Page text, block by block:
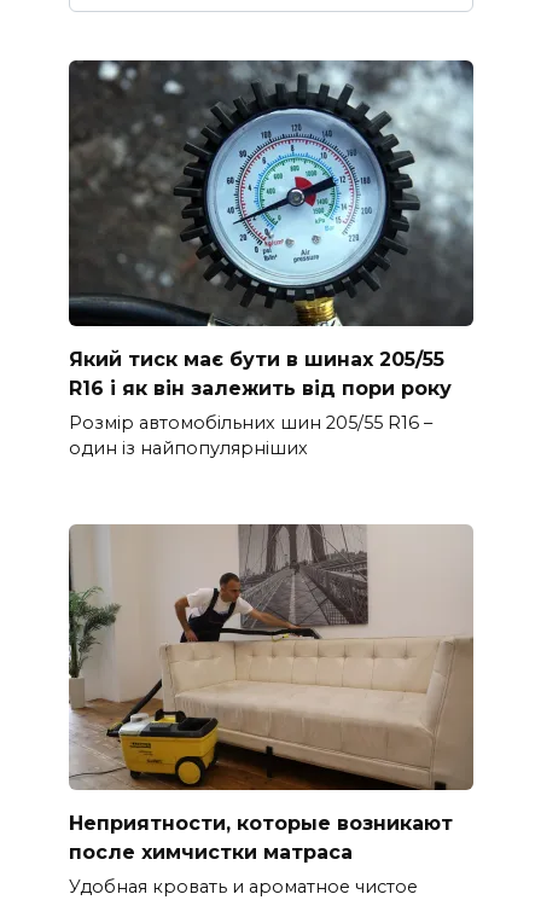
Який тиск має бути в шинах 205/55
R16 і як він залежить від пори року
Розмір автомобільних шин 205/55 R16 –
один із найпопулярніших
Неприятности, которые возникают
после химчистки матраса
Удобная кровать и ароматное чистое